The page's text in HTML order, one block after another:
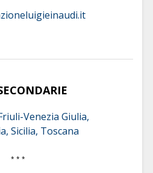
Venezia Giulia,
Sicilia, Toscana
* * *